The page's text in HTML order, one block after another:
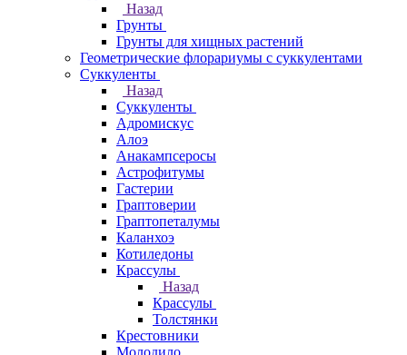
Назад
Грунты
Грунты для хищных растений
Геометрические флорариумы с суккулентами
Суккуленты
Назад
Суккуленты
Адромискус
Алоэ
Анакампсеросы
Астрофитумы
Гастерии
Граптоверии
Граптопеталумы
Каланхоэ
Котиледоны
Крассулы
Назад
Крассулы
Толстянки
Крестовники
Молодило